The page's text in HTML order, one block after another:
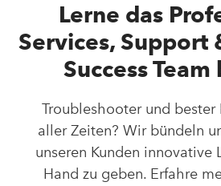
Lerne das
Services, Support
Success
Troubleshooter und bester
aller Zeiten? Wir bündeln
unseren Kunden innovative
Hand zu geben. Erfahre